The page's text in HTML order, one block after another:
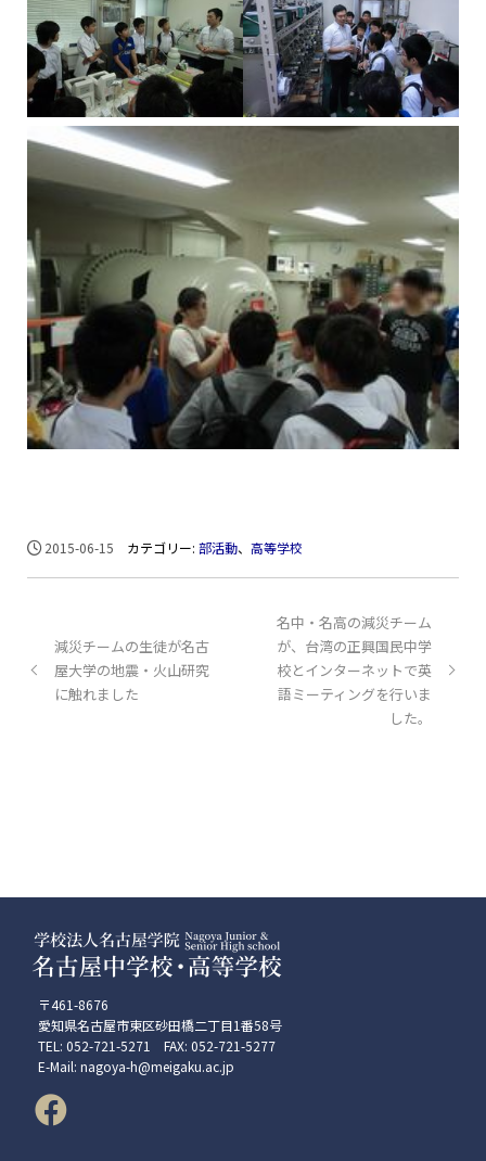
2015-06-15 カテゴリー:部活動、高等学校
減災チームの生徒が名古
屋大学の地震・火山研究
に触れました
名中・名高の減災チーム
が、台湾の正興国民中学
校とインターネットで英
語ミーティングを行いま
した。
〒461-8676
愛知県名古屋市東区砂田橋二丁目1番58号
TEL: 052-721-5271 FAX: 052-721-5277
E-Mail: nagoya-h@meigaku.ac.jp